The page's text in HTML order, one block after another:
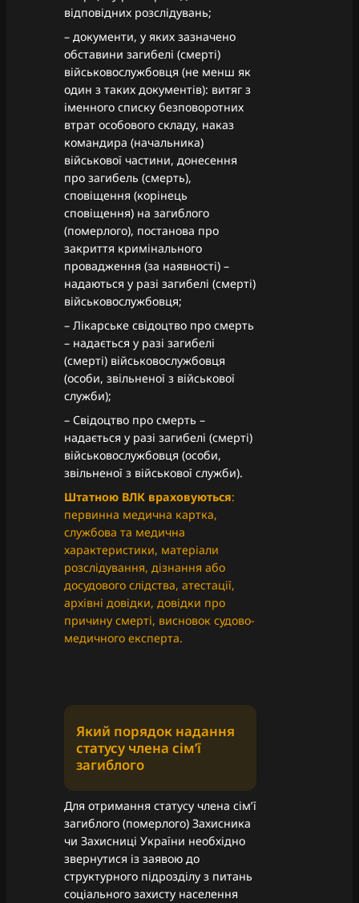
відповідних розслідувань;
– документи, у яких зазначено
обставини загибелі (смерті)
військовослужбовця (не менш як
один з таких документів): витяг з
іменного списку безповоротних
втрат особового складу, наказ
командира (начальника)
військової частини, донесення
про загибель (смерть),
сповіщення (корінець
сповіщення) на загиблого
(померлого), постанова про
закриття кримінального
провадження (за наявності) –
надаються у разі загибелі (смерті)
військовослужбовця;
– Лікарське свідоцтво про смерть
– надається у разі загибелі
(смерті) військовослужбовця
(особи, звільненої з військової
служби);
– Свідоцтво про смерть –
надається у разі загибелі (смерті)
військовослужбовця (особи,
звільненої з військової служби).
Штатною ВЛК враховуються:
первинна медична картка,
службова та медична
характеристики, матеріали
розслідування, дізнання або
досудового слідства, атестації,
архівні довідки, довідки про
причину смерті, висновок судово-
медичного експерта.
Який порядок надання
статусу члена сім’ї
загиблого
Для отримання статусу члена сім’ї
загиблого (померлого) Захисника
чи Захисниці України необхідно
звернутися із заявою до
структурного підрозділу з питань
соціального захисту населення